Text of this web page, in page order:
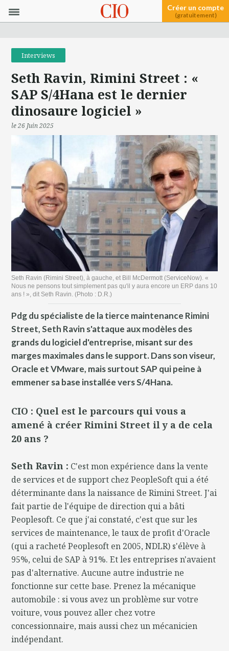
Créer un compte
(gratuitement)
Interviews
Seth Ravin, Rimini Street : «
SAP S/4Hana est le dernier
dinosaure logiciel »
le 26 Juin 2025
Seth Ravin (Rimini Street), à gauche, et Bill McDermott (ServiceNow). «
Nous ne pensons tout simplement pas qu'il y aura encore un ERP dans 10
ans ! », dit Seth Ravin. (Photo : D.R.)
Pdg du spécialiste de la tierce maintenance Rimini
Street, Seth Ravin s'attaque aux modèles des
grands du logiciel d'entreprise, misant sur des
marges maximales dans le support. Dans son viseur,
Oracle et VMware, mais surtout SAP qui peine à
emmener sa base installée vers S/4Hana.
CIO : Quel est le parcours qui vous a
amené à créer Rimini Street il y a de cela
20 ans ?
Seth Ravin : C'est mon expérience dans la vente
de services et de support chez PeopleSoft qui a été
déterminante dans la naissance de Rimini Street. J'ai
fait partie de l'équipe de direction qui a bâti
Peoplesoft. Ce que j'ai constaté, c'est que sur les
services de maintenance, le taux de profit d'Oracle
(qui a racheté Peoplesoft en 2005, NDLR) s'élève à
95%, celui de SAP à 91%. Et les entreprises n'avaient
pas d'alternative. Aucune autre industrie ne
fonctionne sur cette base. Prenez la mécanique
automobile : si vous avez un problème sur votre
voiture, vous pouvez aller chez votre
concessionnaire, mais aussi chez un mécanicien
indépendant.